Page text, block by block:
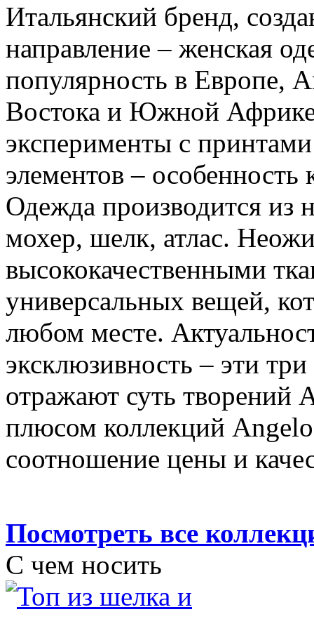
Итальянский бренд,
направление – женская
популярность в Европе,
Востока и Южной
эксперименты с
элементов –
Одежда производится из
мохер, шелк, атлас.
высококачественными
универсальных вещей,
любом месте.
эксклюзивность – эти
отражают суть
плюсом коллекций
соотношение цены и
Посмотреть все
С чем носить